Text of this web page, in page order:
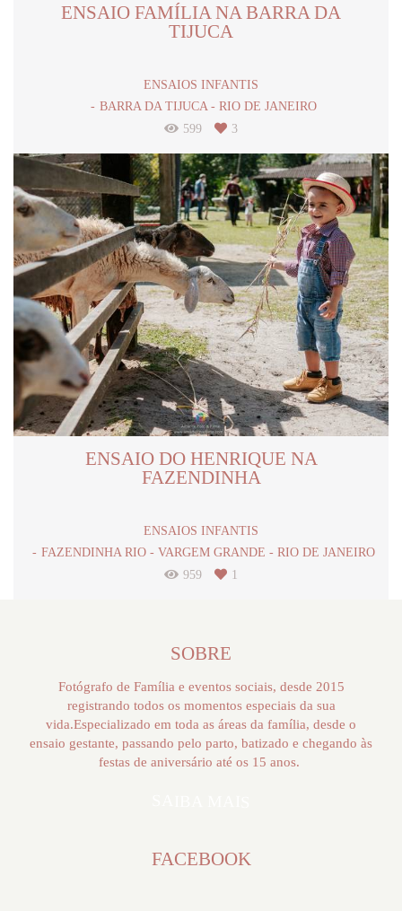
ENSAIO FAMÍLIA NA BARRA DA
TIJUCA
ENSAIOS INFANTIS
BARRA DA TIJUCA - RIO DE JANEIRO
599
3
ENSAIO DO HENRIQUE NA
FAZENDINHA
ENSAIOS INFANTIS
FAZENDINHA RIO - VARGEM GRANDE - RIO DE JANEIRO
959
1
SOBRE
Fotógrafo de Família e eventos sociais, desde 2015
registrando todos os momentos especiais da sua
vida.Especializado em toda as áreas da família, desde o
ensaio gestante, passando pelo parto, batizado e chegando às
festas de aniversário até os 15 anos.
FACEBOOK